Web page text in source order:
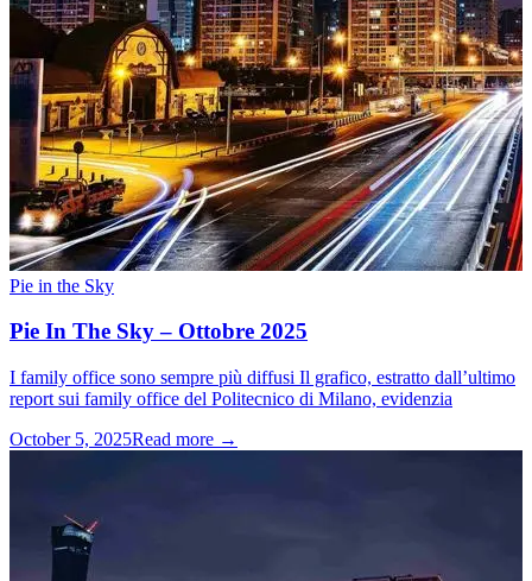
Pie in the Sky
Pie In The Sky – Ottobre 2025
I family office sono sempre più diffusi Il grafico, estratto dall’ultimo
report sui family office del Politecnico di Milano, evidenzia
October 5, 2025Read more →